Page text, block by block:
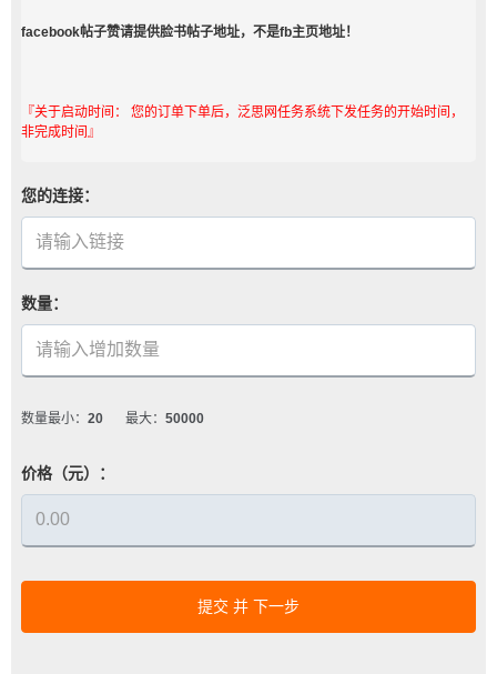
facebook帖子赞请提供脸书帖子地址，不是fb主页地址！
『关于启动时间： 您的订单下单后，泛思网任务系统下发任务的开始时间，
非完成时间』
您的连接：
数量：
数量最小： 20 最大： 50000
价格（元）：
提交 并 下一步